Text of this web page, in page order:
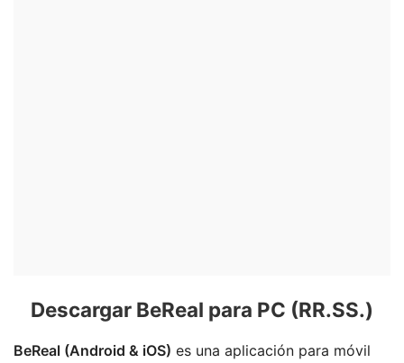
Descargar BeReal para PC (RR.SS.)
BeReal (Android & iOS) es una aplicación para móvil